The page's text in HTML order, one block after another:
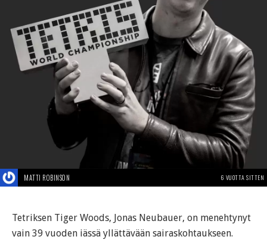
MATTI ROBINSON 6 VUOTTA SITTEN
Tetriksen Tiger Woods, Jonas Neubauer, on menehtynyt
vain 39 vuoden iässä yllättävään sairaskohtaukseen.